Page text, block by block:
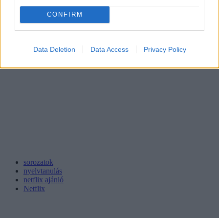
CONFIRM
Data Deletion Data Access Privacy Policy
sorozatok
nyelvtanulás
netflix ajánló
Netflix